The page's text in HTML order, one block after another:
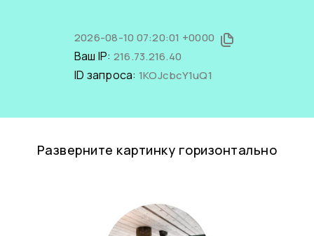
2026-08-10 07:20:01 +0000
Ваш IP: 216.73.216.40
ID запроса: 1KOJcbcY1uQ1
Разверните картинку горизонтально